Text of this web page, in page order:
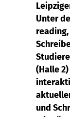
Unter
(Halle
und